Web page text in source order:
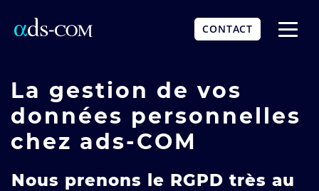
CONTACT
La gestion de vos
données personnelles
chez ads-COM
Nous prenons le RGPD très au